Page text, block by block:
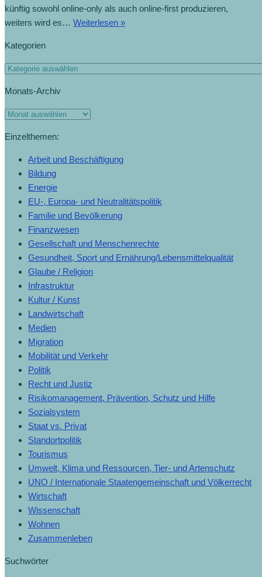
künftig sowohl online-only als auch online-first produzieren,
weiters wird es… Weiterlesen »
Kategorien
Monats-Archiv
Einzelthemen:
Arbeit und Beschäftigung
Bildung
Energie
EU-, Europa- und Neutralitätspolitik
Familie und Bevölkerung
Finanzwesen
Gesellschaft und Menschenrechte
Gesundheit, Sport und Ernährung/Lebensmittelqualität
Glaube / Religion
Infrastruktur
Kultur / Kunst
Landwirtschaft
Medien
Migration
Mobilität und Verkehr
Politik
Recht und Justiz
Risikomanagement, Prävention, Schutz und Hilfe
Sozialsystem
Staat vs. Privat
Standortpolitik
Tourismus
Umwelt, Klima und Ressourcen, Tier- und Artenschutz
UNO / Internationale Staatengemeinschaft und Völkerrecht
Wirtschaft
Wissenschaft
Wohnen
Zusammenleben
Suchwörter